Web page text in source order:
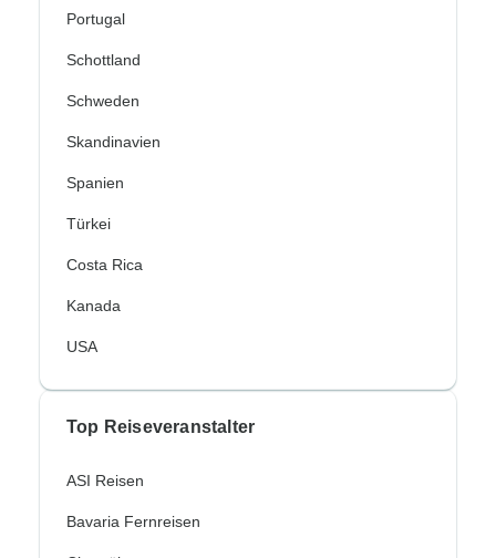
Portugal
Schottland
Schweden
Skandinavien
Spanien
Türkei
Costa Rica
Kanada
USA
Top Reiseveranstalter
ASI Reisen
Bavaria Fernreisen